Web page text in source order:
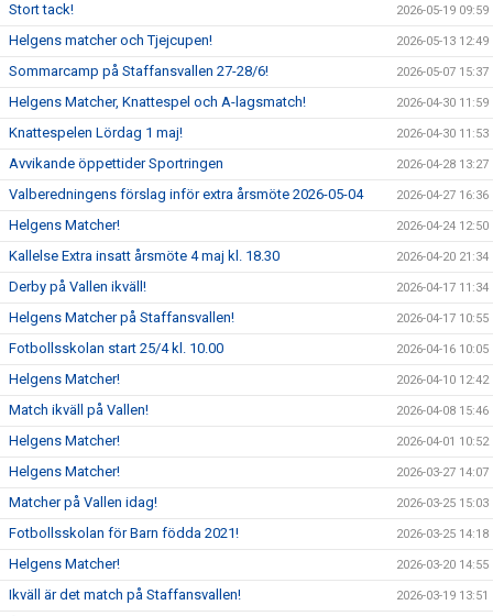
Stort tack! 2026-05-19 09:59
Helgens matcher och Tjejcupen! 2026-05-13 12:49
Sommarcamp på Staffansvallen 27-28/6! 2026-05-07 15:37
Helgens Matcher, Knattespel och A-lagsmatch! 2026-04-30 11:59
Knattespelen Lördag 1 maj! 2026-04-30 11:53
Avvikande öppettider Sportringen 2026-04-28 13:27
Valberedningens förslag inför extra årsmöte 2026-05-04 2026-04-27 16:36
Helgens Matcher! 2026-04-24 12:50
Kallelse Extra insatt årsmöte 4 maj kl. 18.30 2026-04-20 21:34
Derby på Vallen ikväll! 2026-04-17 11:34
Helgens Matcher på Staffansvallen! 2026-04-17 10:55
Fotbollsskolan start 25/4 kl. 10.00 2026-04-16 10:05
Helgens Matcher! 2026-04-10 12:42
Match ikväll på Vallen! 2026-04-08 15:46
Helgens Matcher! 2026-04-01 10:52
Helgens Matcher! 2026-03-27 14:07
Matcher på Vallen idag! 2026-03-25 15:03
Fotbollsskolan för Barn födda 2021! 2026-03-25 14:18
Helgens Matcher! 2026-03-20 14:55
Ikväll är det match på Staffansvallen! 2026-03-19 13:51